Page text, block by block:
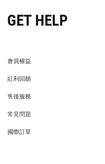
GET HELP
會員權益
紅利回饋
售後服務
常見問題
國際訂單